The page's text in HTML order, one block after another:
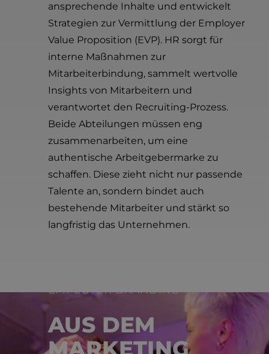
ansprechende Inhalte und entwickelt
Strategien zur Vermittlung der Employer
Value Proposition (EVP). HR sorgt für
interne Maßnahmen zur
Mitarbeiterbindung, sammelt wertvolle
Insights von Mitarbeitern und
verantwortet den Recruiting-Prozess.
Beide Abteilungen müssen eng
zusammenarbeiten, um eine
authentische Arbeitgebermarke zu
schaffen. Diese zieht nicht nur passende
Talente an, sondern bindet auch
bestehende Mitarbeiter und stärkt so
langfristig das Unternehmen.
EMPLOYER BRANDING
AUS DEM
MARKETING